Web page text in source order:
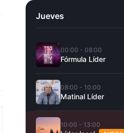
Jueves
00:00 - 08:00
Fórmula Líder
08:00 - 10:00
Matinal Líder
10:00 - 13:00